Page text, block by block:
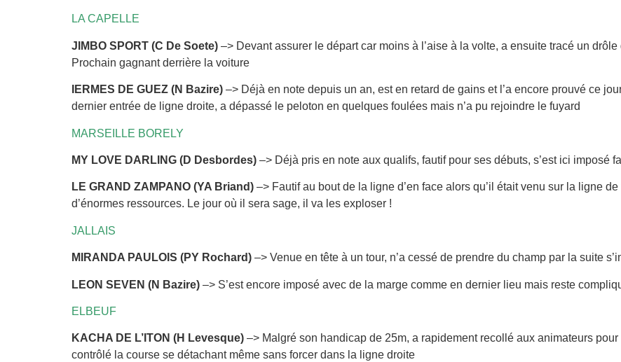
LA CAPELLE
JIMBO SPORT (C De Soete) –> Devant assurer le départ car moins à l’aise à la volte, a ensuite tracé un
Prochain gagnant derrière la voiture
IERMES DE GUEZ (N Bazire) –> Déjà en note depuis un an, est en retard de gains et l’a encore prouvé ce
dernier entrée de ligne droite, a dépassé le peloton en quelques foulées mais n’a pu rejoindre le fuyard
MARSEILLE BORELY
MY LOVE DARLING (D Desbordes) –> Déjà pris en note aux qualifs, fautif pour ses débuts, s’est ici imposé
LE GRAND ZAMPANO (YA Briand) –> Fautif au bout de la ligne d’en face alors qu’il était venu sur la ligne
d’énormes ressources. Le jour où il sera sage, il va les exploser !
JALLAIS
MIRANDA PAULOIS (PY Rochard) –> Venue en tête à un tour, n’a cessé de prendre du champ par la suite
LEON SEVEN (N Bazire) –> S’est encore imposé avec de la marge comme en dernier lieu mais reste
ELBEUF
KACHA DE L’ITON (H Levesque) –> Malgré son handicap de 25m, a rapidement recollé aux animateurs
contrôlé la course se détachant même sans forcer dans la ligne droite